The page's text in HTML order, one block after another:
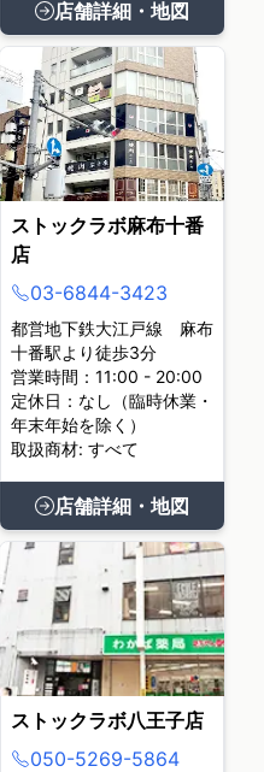
店舗詳細・地図
ストックラボ麻布十番
店
03-6844-3423
都営地下鉄大江戸線 麻布
十番駅より徒歩3分
営業時間：11:00 - 20:00
定休日：なし（臨時休業・
年末年始を除く）
取扱商材: すべて
店舗詳細・地図
ストックラボ八王子店
050-5269-5864